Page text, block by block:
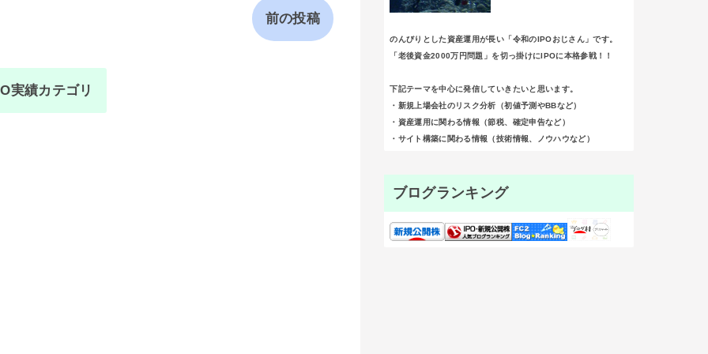
前の投稿
実績カテゴリ
のんびりとした資産運用が長い「令和のIPOおじさん」です。
「老後資金2000万円問題」を切っ掛けにIPOに本格参戦！！
下記テーマを中心に発信していきたいと思います。
・新規上場会社のリスク分析（初値予測やBBなど）
・資産運用に関わる情報（節税、確定申告など）
・サイト構築に関わる情報（技術情報、ノウハウなど）
ブログランキング